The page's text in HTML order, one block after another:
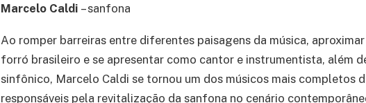
Marcelo Caldi – sanfona
Ao romper barreiras entre diferentes paisagens da música,
forró brasileiro e se apresentar como cantor e instrumentista, além
sinfônico, Marcelo Caldi se tornou um dos músicos mais completos
responsáveis pela revitalização da sanfona no cenário